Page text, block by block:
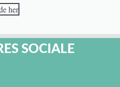
her
SOCIALE